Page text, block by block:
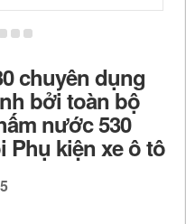
chuyên dụng
bởi toàn bộ
nước 530
Phụ kiện xe ô tô